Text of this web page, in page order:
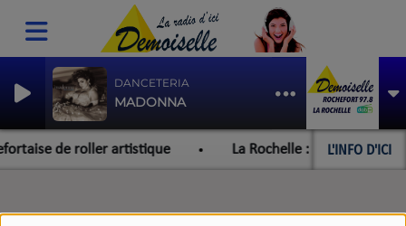
DANCETERIA
MADONNA
L'INFO D'ICI
de roller artistique La Rochelle : un feu de